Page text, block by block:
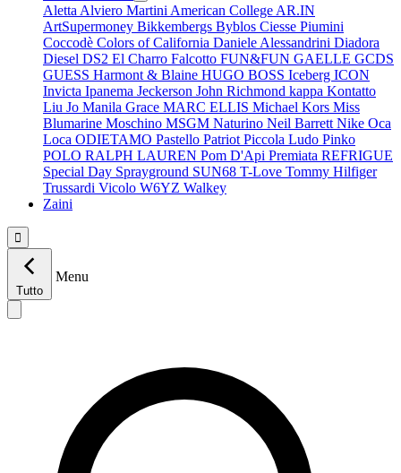
Aletta Alviero Martini American College AR.IN
ArtSupermoney Bikkembergs Byblos Ciesse Piumini
Coccodè Colors of California Daniele Alessandrini Diadora
Diesel DS2 El Charro Falcotto FUN&FUN GAELLE GCDS
GUESS Harmont & Blaine HUGO BOSS Iceberg ICON
Invicta Ipanema Jeckerson John Richmond kappa Kontatto
Liu Jo Manila Grace MARC ELLIS Michael Kors Miss
Blumarine Moschino MSGM Naturino Neil Barrett Nike Oca
Loca ODIETAMO Pastello Patriot Piccola Ludo Pinko
POLO RALPH LAUREN Pom D'Api Premiata REFRIGUE
Special Day Sprayground SUN68 T-Love Tommy Hilfiger
Trussardi Vicolo W6YZ Walkey
Zaini

Tutto
Menu